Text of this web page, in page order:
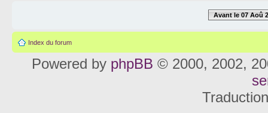
Avant le 07 Aoû
Index du forum
Powered by phpBB © 2000, 2002,